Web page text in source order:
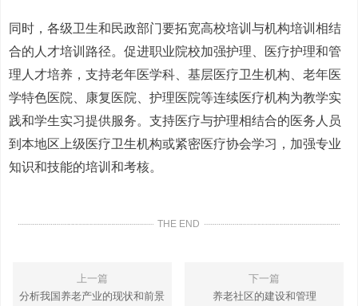
同时，各级卫生和民政部门要拓宽高校培训与机构培训相结
合的人才培训路径。促进职业院校加强护理、医疗护理和管
理人才培养，支持老年医学科、基层医疗卫生机构、老年医
学特色医院、康复医院、护理医院等连续医疗机构为教学实
践和学生实习提供服务。支持医疗与护理相结合的医务人员
到本地区上级医疗卫生机构或紧密医疗协会学习，加强专业
知识和技能的培训和考核。
THE END
上一篇
分析我国养老产业的现状和前景
下一篇
养老社区的建设和管理